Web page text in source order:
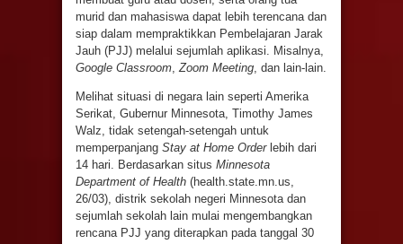
murid dan mahasiswa dapat lebih terencana dan
siap dalam mempraktikkan Pembelajaran Jarak
Jauh (PJJ) melalui sejumlah aplikasi. Misalnya,
Google Classroom,Zoom Meeting, dan lain-lain.
Melihat situasi di negara lain seperti Amerika
Serikat, Gubernur Minnesota, Timothy James
Walz, tidak setengah-setengah untuk
memperpanjang Stay at Home Orderlebih dari
14 hari. Berdasarkan situs Minnesota
Department of Health (health.state.mn.us,
26/03), distrik sekolah negeri Minnesota dan
sejumlah sekolah lain mulai mengembangkan
rencana PJJ yang diterapkan pada tanggal 30